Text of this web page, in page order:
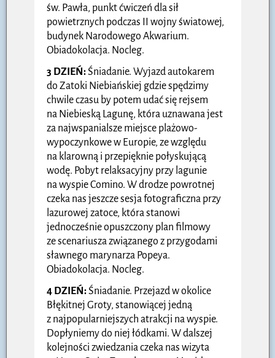
św. Pawła, punkt ćwiczeń dla sił
powietrznych podczas II wojny światowej,
budynek Narodowego Akwarium.
Obiadokolacja. Nocleg.
3 DZIEŃ:Śniadanie. Wyjazd autokarem
do Zatoki Niebiańskiej gdzie spędzimy
chwile czasu by potem udać się rejsem
na Niebieską Lagunę, która uznawana jest
za najwspanialsze miejsce plażowo-
wypoczynkowe w Europie, ze względu
na klarowną i przepięknie połyskującą
wodę. Pobyt relaksacyjny przy lagunie
na wyspie Comino. W drodze powrotnej
czeka nas jeszcze sesja fotograficzna przy
lazurowej zatoce, która stanowi
jednocześnie opuszczony plan filmowy
ze scenariusza związanego z przygodami
sławnego marynarza Popeya.
Obiadokolacja. Nocleg.
4 DZIEŃ:Śniadanie. Przejazd w okolice
Błękitnej Groty, stanowiącej jedną
z najpopularniejszych atrakcji na wyspie.
Dopłyniemy do niej łódkami. W dalszej
kolejności zwiedzania czeka nas wizyta